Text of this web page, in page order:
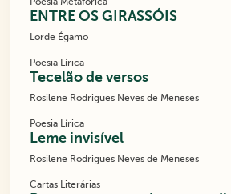
ENTRE OS GIRASSÓIS
Lorde Égamo
Poesia Lírica
Tecelão de versos
Rosilene Rodrigues Neves de Meneses
Poesia Lírica
Leme invisível
Rosilene Rodrigues Neves de Meneses
Cartas Literárias